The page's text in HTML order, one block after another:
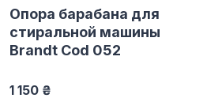
Опора барабана для
стиральной машины
Brandt Cod 052
1 150 ₴